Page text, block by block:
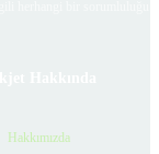
Hakkımızda